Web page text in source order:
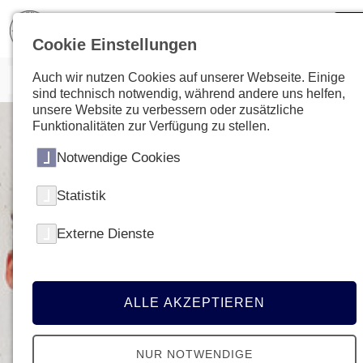
Cookie Einstellungen
Auch wir nutzen Cookies auf unserer Webseite. Einige
sind technisch notwendig, während andere uns helfen,
unsere Website zu verbessern oder zusätzliche
Funktionalitäten zur Verfügung zu stellen.
Notwendige Cookies
Statistik
Externe Dienste
ALLE AKZEPTIEREN
NUR NOTWENDIGE